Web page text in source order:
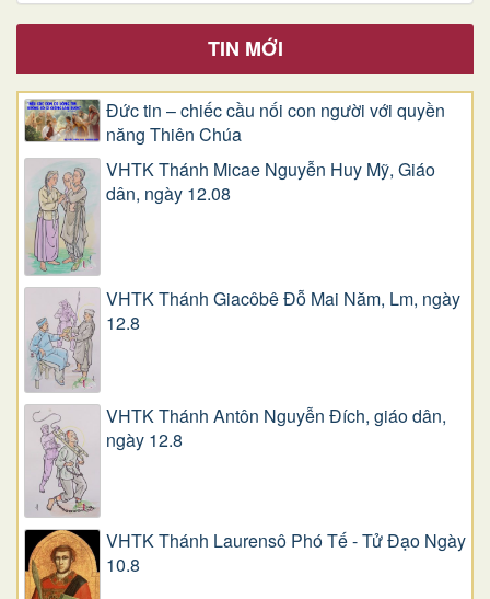
TIN MỚI
Đức tin – chiếc cầu nối con người với quyền
năng Thiên Chúa
VHTK Thánh Micae Nguyễn Huy Mỹ, Giáo
dân, ngày 12.08
VHTK Thánh Giacôbê Ðỗ Mai Năm, Lm, ngày
12.8
VHTK Thánh Antôn Nguyễn Ðích, giáo dân,
ngày 12.8
VHTK Thánh Laurensô Phó Tế - Tử Đạo Ngày
10.8